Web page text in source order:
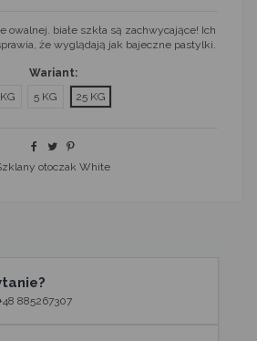
owalnej. białe szkła są zachwycające! Ich
że wyglądają jak bajeczne pastylki.
Wariant:
5 KG 25 KG
otoczak White
885267307